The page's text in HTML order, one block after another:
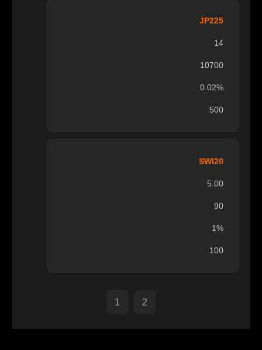
JP225
14
10700
0.02%
500
SWI20
5.00
90
1%
100
1 2